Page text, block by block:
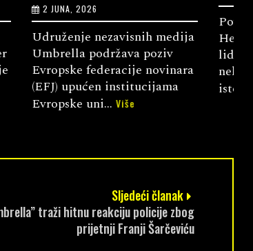
Povjerenje građana Bosne i
Hercegovine u političke
lidere i stranke u posljednjih
nekoliko godina dotaklo je
istorijsko ...Više
Sljedeći članak
traži hitnu reakciju policije zbog
prijetnji Franji Šarčeviću